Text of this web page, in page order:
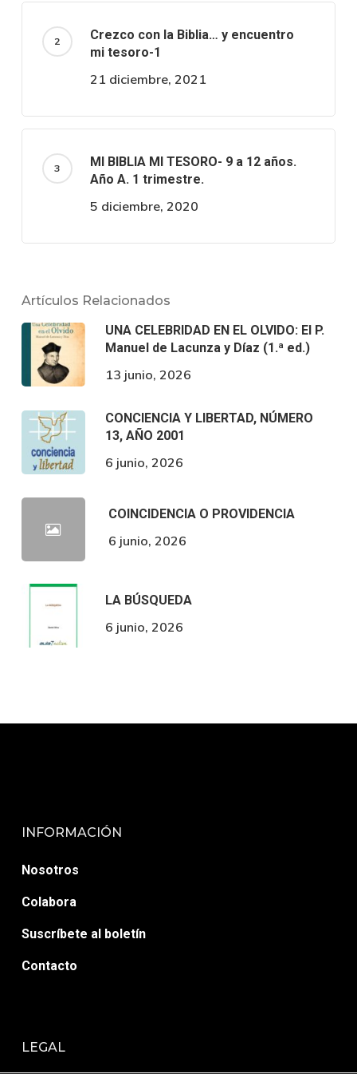
Crezco con la Biblia… y encuentro
mi tesoro-1
21 diciembre, 2021
MI BIBLIA MI TESORO- 9 a 12 años.
Año A. 1 trimestre.
5 diciembre, 2020
Artículos Relacionados
UNA CELEBRIDAD EN EL OLVIDO: El P.
Manuel de Lacunza y Díaz (1.ª ed.)
13 junio, 2026
CONCIENCIA Y LIBERTAD, NÚMERO
13, AÑO 2001
6 junio, 2026
COINCIDENCIA O PROVIDENCIA
6 junio, 2026
LA BÚSQUEDA
6 junio, 2026
INFORMACIÓN
Nosotros
Colabora
Suscríbete al boletín
Contacto
LEGAL